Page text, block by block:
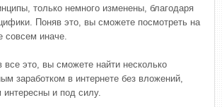
только немного изменены, благодаря
Поняв это, вы сможете посмотреть на
совсем иначе.
все это, вы сможете найти несколько
заработком в интернете без вложений,
интересны и под силу.